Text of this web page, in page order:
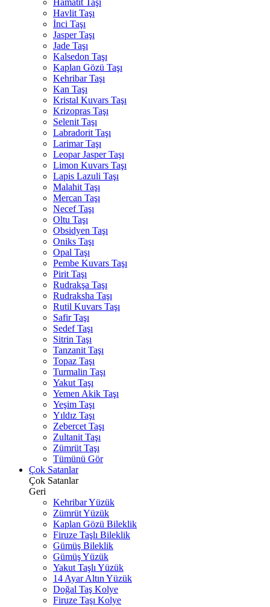
Hamatit Taşı
Havlit Taşı
İnci Taşı
Jasper Taşı
Jade Taşı
Kalsedon Taşı
Kaplan Gözü Taşı
Kehribar Taşı
Kan Taşı
Kristal Kuvars Taşı
Krizopras Taşı
Selenit Taşı
Labradorit Taşı
Larimar Taşı
Leopar Jasper Taşı
Limon Kuvars Taşı
Lapis Lazuli Taşı
Malahit Taşı
Mercan Taşı
Necef Taşı
Oltu Taşı
Obsidyen Taşı
Oniks Taşı
Opal Taşı
Pembe Kuvars Taşı
Pirit Taşı
Rudrakşa Taşı
Rudraksha Taşı
Rutil Kuvars Taşı
Safir Taşı
Sedef Taşı
Sitrin Taşı
Tanzanit Taşı
Topaz Taşı
Turmalin Taşı
Yakut Taşı
Yemen Akik Taşı
Yeşim Taşı
Yıldız Taşı
Zebercet Taşı
Zultanit Taşı
Zümrüt Taşı
Tümünü Gör
Çok Satanlar
Çok Satanlar
Geri
Kehribar Yüzük
Zümrüt Yüzük
Kaplan Gözü Bileklik
Firuze Taşlı Bileklik
Gümüş Bileklik
Gümüş Yüzük
Yakut Taşlı Yüzük
14 Ayar Altın Yüzük
Doğal Taş Kolye
Firuze Taşı Kolye